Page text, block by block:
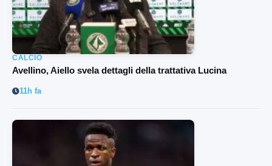
CALCIO
Avellino, Aiello svela dettagli della trattativa Lucina
11h fa